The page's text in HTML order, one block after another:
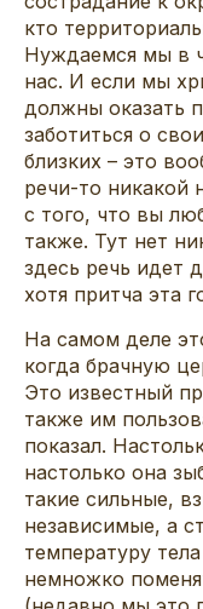
кто
Нуждаемся мы в
нас. И если мы
должны оказать
заботиться о
близких – это
речи-то никакой
с того, что вы
также. Тут нет
здесь речь идет
хотя притча эта
На самом деле
когда брачную
Это известный
также им
показал.
настолько она
такие сильные,
независимые, а
температуру
немножко